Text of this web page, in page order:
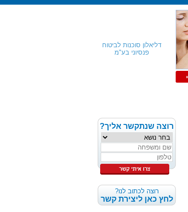
דליאלון סוכנות לביטוח
פנסיוני בע"מ
רוצה שנתקשר אליך?
רוצה לכתוב לנו?
לחץ כאן ליצירת קשר